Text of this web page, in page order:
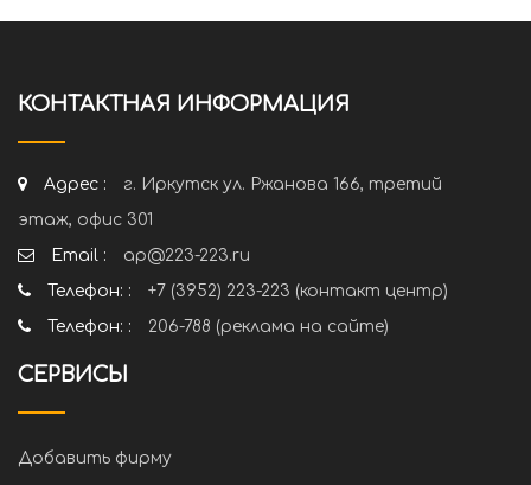
КОНТАКТНАЯ ИНФОРМАЦИЯ
Адрес :
г. Иркутск ул. Ржанова 166, третий
этаж, офис 301
Email :
ap@223-223.ru
Телефон: :
+7 (3952) 223-223 (контакт центр)
Телефон: :
206-788 (реклама на сайте)
СЕРВИСЫ
Добавить фирму